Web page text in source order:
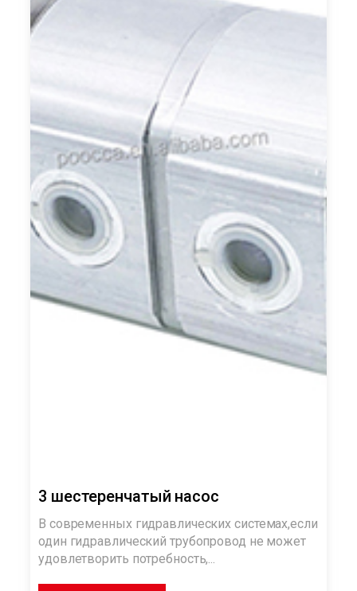
3 шестеренчатый насос
В современных гидравлических системах,eсли
один гидравлический трубопровод не может
удовлетворить потребность,...